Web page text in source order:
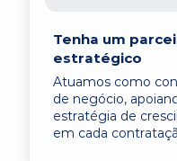
Tenha um
estratégico
Atuamos como
de negócio,
estratégia de
em cada